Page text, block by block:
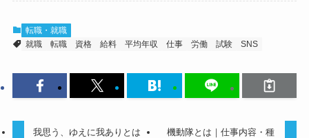
転職・就職
就職
転職 資格 給料 平均年収 仕事 労働 試験 SNS
我思う、ゆえに我ありとは
機動隊とは｜仕事内容・種